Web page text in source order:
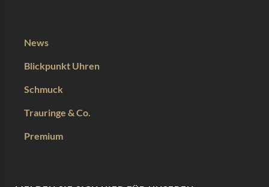
News
Blickpunkt Uhren
Schmuck
Trauringe & Co.
Premium